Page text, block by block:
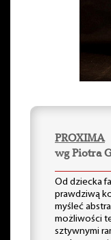
PROXIMA
wg Piotra
Od dziecka
prawdziwą
myśleć
możliwości
sztywnymi